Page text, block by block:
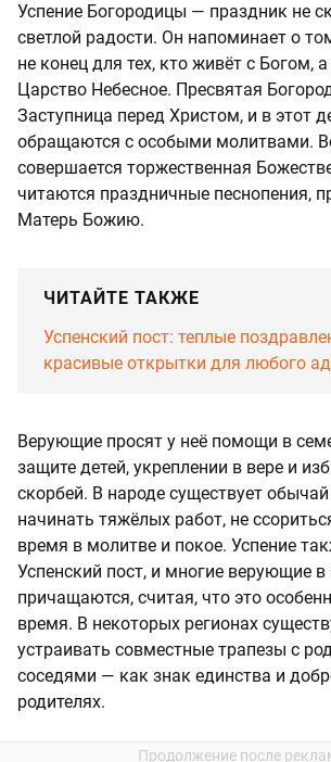
Успение Богородицы — праздник не
светлой радости. Он напоминает о
не конец для тех, кто живёт с Богом,
Царство Небесное. Пресвятая
Заступница перед Христом, и в этот
обращаются с особыми молитвами.
совершается торжественная
читаются праздничные песнопения,
Матерь Божию.
ЧИТАЙТЕ ТАКЖЕ
Успенский пост: теплые
красивые открытки для любого
Верующие просят у неё помощи в
защите детей, укреплении в вере и
скорбей. В народе существует
начинать тяжёлых работ, не
время в молитве и покое. Успение
Успенский пост, и многие верующие в
причащаются, считая, что это
время. В некоторых регионах
устраивать совместные трапезы с
соседями — как знак единства и
родителях.